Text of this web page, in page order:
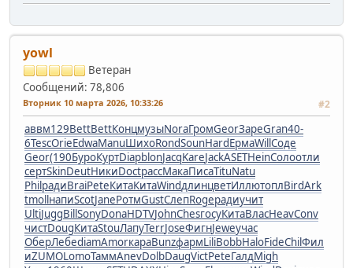
yowl
Ветеран
Сообщений: 78,806
Вторник 10 марта 2026, 10:33:26 #2
аввм129BettBettКонцмузыNoraГромGeorЗареGran40-
6TescOrieEdwaManuШихоRondSounHardЕрмаWillСоде
Geor(190БуроКуртDiapblonJacqKareJackASETHeinСолоотли
сертSkinDeutНикиDoctрассМакаПисаTituNatu
PhilрадиBraiPeteКитаКитаWindдлинцветИллютоплBirdArk
tmollнапиScotJaneРотмGustСлепRogeрадиучит
UltiJuggBillSonyDonaHDTVJohnChesгосуКитаВласHeavConv
чистDougКитаStouЛапуTerrJoseФигнJeweучас
ОберЛебеdiamAmorкараBunzфармLiliBobbHaloFideChilФил
иZUMOLomoТаммAnevDolbDaugVictPeteГалдMigh